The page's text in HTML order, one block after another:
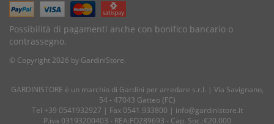
Possibilità di pagamenti anche con bonifico bancario o
contrassegno.
© Copyright 2026 by GardiniStore.
GARDINISTORE è un marchio di Gardini per arredare s.r.l. | Via Savignano,
54 - 47043 Gatteo (FC)
Tel +39 0541932927 | Fax 0541.933800 | info@gardinistore.it
P.iva 03193200403 - REA:FO289693 - Cap. Soc.:€20.000